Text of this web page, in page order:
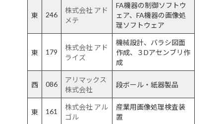
東 246
株式会社 アド
メテ
FA機器の制御ソフトウ
ェア、FA機器の画像処
理ソフトウェア
東 179
株式会社 アド
ライズ
機械設計、バラシ図面
作成、３Dアセンブリ作
成
西 086
アリマックス
株式会社
段ボール・紙器製品
東 161
株式会社 アル
ゴル
産業用画像処理検査装
置